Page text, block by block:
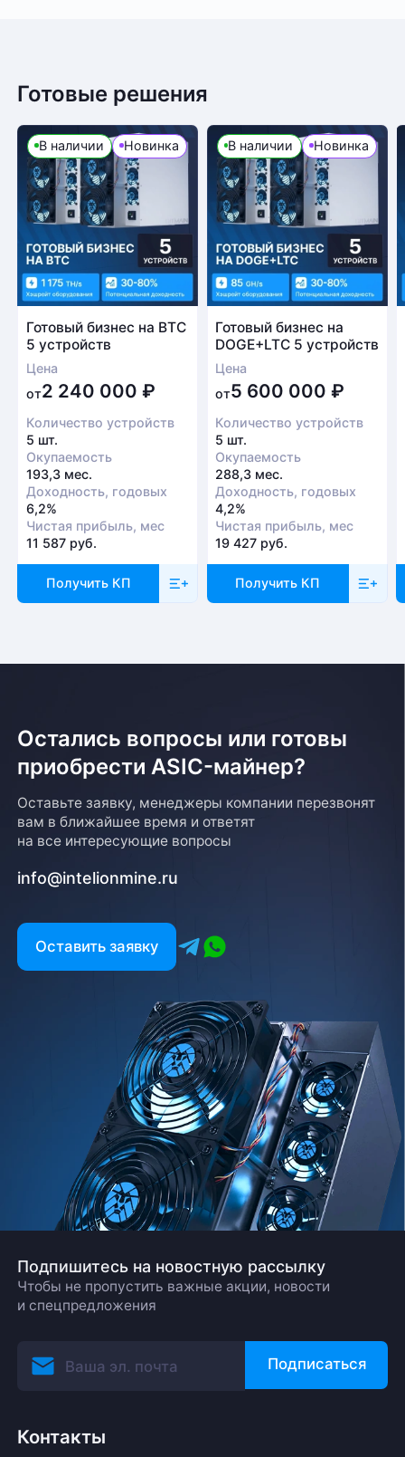
Готовые решения
В наличии Новинка
Готовый бизнес на BTC
5 устройств
Цена
от2 240 000 ₽
Количество устройств
5 шт.
Окупаемость
193,3 мес.
Доходность, годовых
6,2%
Чистая прибыль, мес
11 587 руб.
Получить КП
В наличии Новинка
Готовый бизнес на
DOGE+LTC 5 устройств
Цена
от5 600 000₽
Количество устройств
5 шт.
Окупаемость
288,3 мес.
Доходность, годовых
4,2%
Чистая прибыль, мес
19 427 руб.
Получить КП
Остались вопросы или готовы
приобрести ASIC-майнер?
Оставьте заявку, менеджеры компании перезвонят
вам в ближайшее время и ответят
на все интересующие вопросы
info@intelionmine.ru
Оставить заявку
Подпишитесь на новостную рассылку
Чтобы не пропустить важные акции, новости
и спецпредложения
Подписаться
Контакты